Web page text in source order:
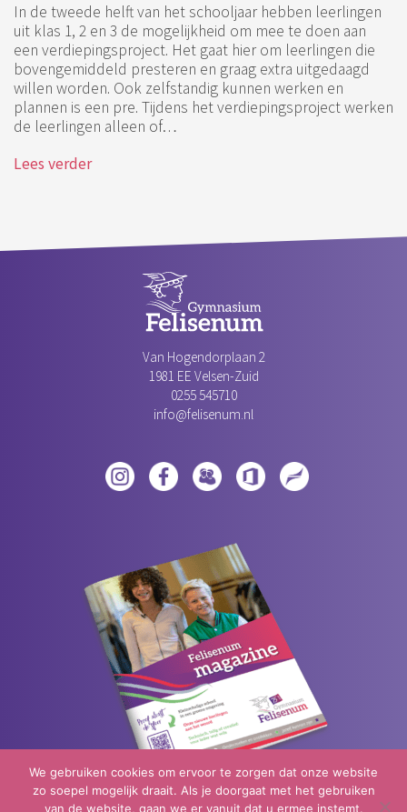
In de tweede helft van het schooljaar hebben leerlingen
uit klas 1, 2 en 3 de mogelijkheid om mee te doen aan
een verdiepingsproject. Het gaat hier om leerlingen die
bovengemiddeld presteren en graag extra uitgedaagd
willen worden. Ook zelfstandig kunnen werken en
plannen is een pre. Tijdens het verdiepingsproject werken
de leerlingen alleen of…
Lees verder
Van Hogendorplaan 2
1981 EE Velsen-Zuid‎
0255 545710
info@felisenum.nl
We gebruiken cookies om ervoor te zorgen dat onze website
zo soepel mogelijk draait. Als je doorgaat met het gebruiken
van de website, gaan we er vanuit dat u ermee instemt.